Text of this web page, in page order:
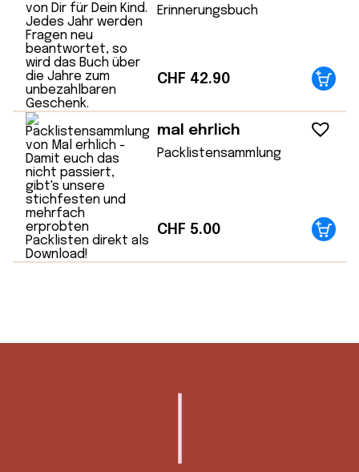
Erinnerungsbuch
CHF 42.90
mal ehrlich
Packlistensammlung
CHF 5.00